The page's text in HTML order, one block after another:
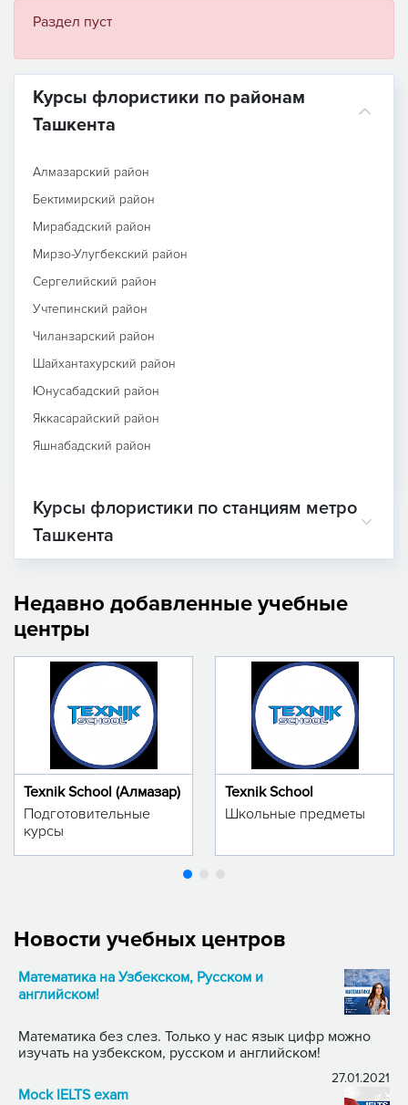
Раздел пуст
Курсы флористики по районам
Ташкента
Алмазарский район
Бектимирский район
Мирабадский район
Мирзо-Улугбекский район
Сергелийский район
Учтепинский район
Чиланзарский район
Шайхантахурский район
Юнусабадский район
Яккасарайский район
Яшнабадский район
Курсы флористики по станциям метро
Ташкента
Недавно добавленные учебные
центры
Texnik School (Алмазар)
Подготовительные
курсы
Texnik School
Школьные предметы
Новости учебных центров
Математика на Узбекском, Русском и
английском!
Математика без слез. Только у нас язык цифр можно
изучать на узбекском, русском и английском!
27.01.2021
Mock IELTS exam